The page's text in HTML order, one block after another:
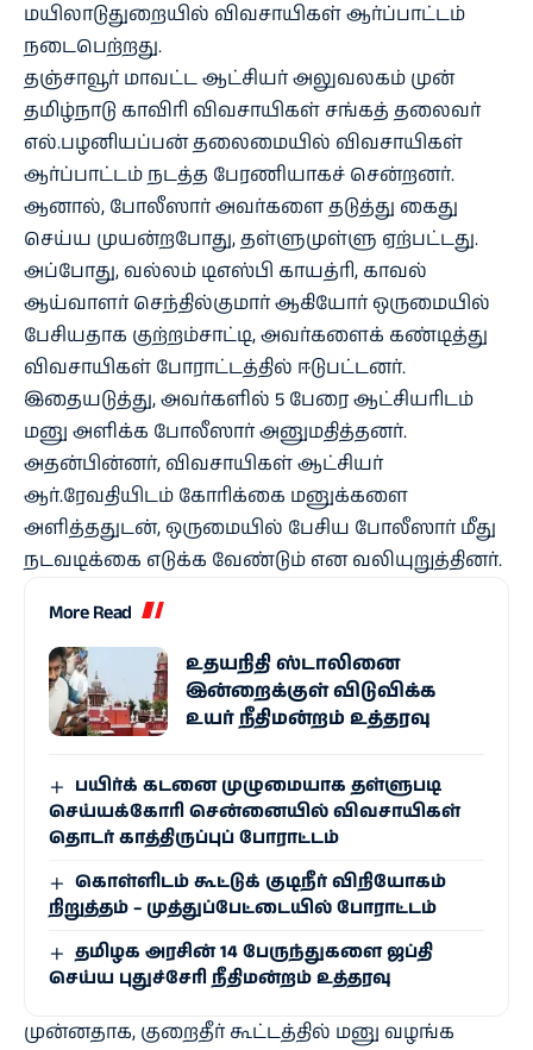
மயிலாடுதுறையில் விவசாயிகள் ஆர்ப்பாட்டம்
நடைபெற்றது.
தஞ்சாவூர் மாவட்ட ஆட்சியர் அலுவலகம் முன்
தமிழ்நாடு காவிரி விவசாயிகள் சங்கத் தலைவர்
எல்.பழனியப்பன் தலைமையில் விவசாயிகள்
ஆர்ப்பாட்டம் நடத்த பேரணியாகச் சென்றனர்.
ஆனால், போலீஸார் அவர்களை தடுத்து கைது
செய்ய முயன்றபோது, தள்ளுமுள்ளு ஏற்பட்டது.
அப்போது, வல்லம் டிஎஸ்பி காயத்ரி, காவல்
ஆய்வாளர் செந்தில்குமார் ஆகியோர் ஒருமையில்
பேசியதாக குற்றம்சாட்டி, அவர்களைக் கண்டித்து
விவசாயிகள் போராட்டத்தில் ஈடுபட்டனர்.
இதையடுத்து, அவர்களில் 5 பேரை ஆட்சியரிடம்
மனு அளிக்க போலீஸார் அனுமதித்தனர்.
அதன்பின்னர், விவசாயிகள் ஆட்சியர்
ஆர்.ரேவதியிடம் கோரிக்கை மனுக்களை
அளித்ததுடன், ஒருமையில் பேசிய போலீஸார் மீது
நடவடிக்கை எடுக்க வேண்டும் என வலியுறுத்தினர்.
More Read
உதயநிதி ஸ்டாலினை
இன்றைக்குள் விடுவிக்க
உயர் நீதிமன்றம் உத்தரவு
பயிர்க் கடனை முழுமையாக தள்ளுபடி
செய்யக்கோரி சென்னையில் விவசாயிகள்
தொடர் காத்திருப்புப் போராட்டம்
கொள்ளிடம் கூட்டுக் குடிநீர் விநியோகம்
நிறுத்தம் – முத்துப்பேட்டையில் போராட்டம்
தமிழக அரசின் 14 பேருந்துகளை ஜப்தி
செய்ய புதுச்சேரி நீதிமன்றம் உத்தரவு
முன்னதாக, குறைதீர் கூட்டத்தில் மனு வழங்க